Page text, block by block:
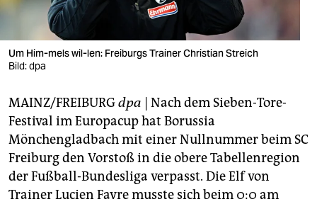
verlag
verlag
shop
fragen & hilfe
unterstützen
abo
Um Him-mels wil-len: Freiburgs Trainer Christian Streich
Bild: dpa
MAINZ/FREIBURGdpa | Nach dem Sieben-Tore-
Festival im Europacup hat Borussia
Mönchengladbach mit einer Nullnummer beim SC
Freiburg den Vorstoß in die obere Tabellenregion
der Fußball-Bundesliga verpasst. Die Elf von
Trainer Lucien Favre musste sich beim 0:0 am